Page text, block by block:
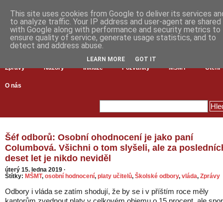
Zprávy Názory Inkluze Pozvánky MŠMT Čtení
O nás
Šéf odborů: Osobní ohodnocení je jako paní
Columbová. Všichni o tom slyšeli, ale za
deset let je nikdo neviděl
úterý 15. ledna 2019 ·
Štítky: MŠMT, osobní hodnocení, platy učitelů, Školské odbory, vláda, Zprávy
Odbory i vláda se zatím shodují, že by se i v příštím roce měly
This site uses cookies from Google to deliver its services
to analyze traffic. Your IP address and user-agent are shared
with Google along with performance and security metrics to
ensure quality of service, generate usage statistics, and to
detect and address abuse.
LEARN MORE GOT IT